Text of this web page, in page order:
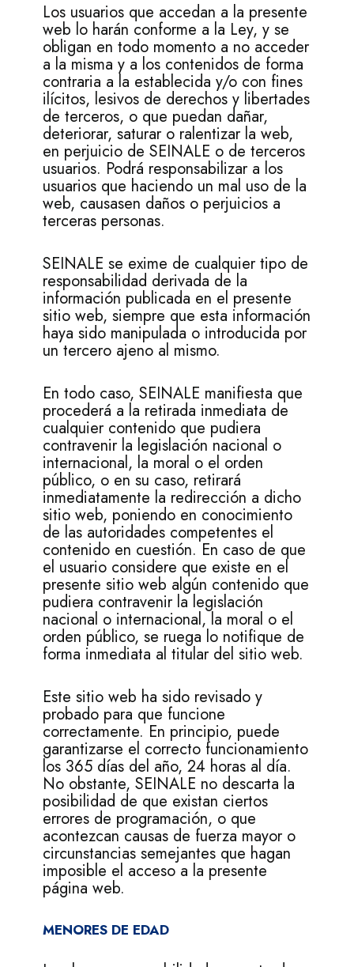
Los usuarios que accedan a la presente
web lo harán conforme a la Ley, y se
obligan en todo momento a no acceder
a la misma y a los contenidos de forma
contraria a la establecida y/o con fines
ilícitos, lesivos de derechos y libertades
de terceros, o que puedan dañar,
deteriorar, saturar o ralentizar la web,
en perjuicio de SEINALE o de terceros
usuarios. Podrá responsabilizar a los
usuarios que haciendo un mal uso de la
web, causasen daños o perjuicios a
terceras personas.
SEINALE se exime de cualquier tipo de
responsabilidad derivada de la
información publicada en el presente
sitio web, siempre que esta información
haya sido manipulada o introducida por
un tercero ajeno al mismo.
En todo caso, SEINALE manifiesta que
procederá a la retirada inmediata de
cualquier contenido que pudiera
contravenir la legislación nacional o
internacional, la moral o el orden
público, o en su caso, retirará
inmediatamente la redirección a dicho
sitio web, poniendo en conocimiento
de las autoridades competentes el
contenido en cuestión. En caso de que
el usuario considere que existe en el
presente sitio web algún contenido que
pudiera contravenir la legislación
nacional o internacional, la moral o el
orden público, se ruega lo notifique de
forma inmediata al titular del sitio web.
Este sitio web ha sido revisado y
probado para que funcione
correctamente. En principio, puede
garantizarse el correcto funcionamiento
los 365 días del año, 24 horas al día.
No obstante, SEINALE no descarta la
posibilidad de que existan ciertos
errores de programación, o que
acontezcan causas de fuerza mayor o
circunstancias semejantes que hagan
imposible el acceso a la presente
página web.
MENORES DE EDAD